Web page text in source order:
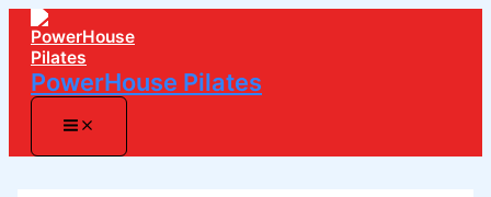
Skip
content
PowerHouse Pilates